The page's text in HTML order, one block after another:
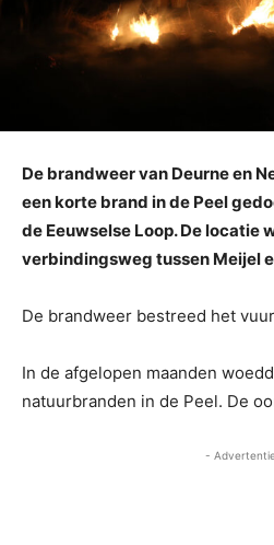
De brandweer van Deurne en
een korte brand in de Peel
de Eeuwselse Loop. De locatie
verbindingsweg tussen Meijel
De brandweer bestreed het
In de afgelopen maanden
natuurbranden in de Peel. De
-